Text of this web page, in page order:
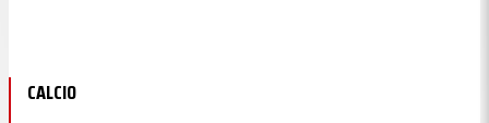
CALCIO